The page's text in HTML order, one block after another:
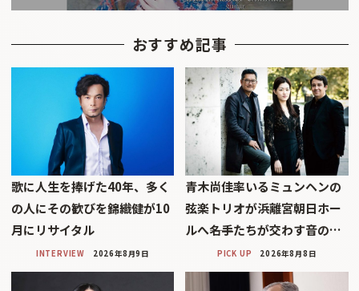
おすすめ記事
歌に人生を捧げた40年、多く
の人にその歓びを錦織健が10
月にリサイタル
INTERVIEW 2026年8月9日
青木尚佳率いるミュンヘンの
弦楽トリオが浜離宮朝日ホー
ルへ――名手たちが交わす音の…
PICK UP 2026年8月8日